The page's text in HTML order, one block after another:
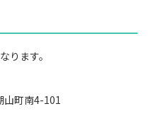
ります。
町南4-101